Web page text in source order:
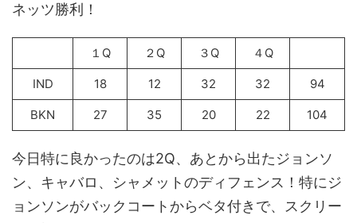
ネッツ勝利！
１Q ２Q ３Q ４Q
IND 18 12 32 32 94
BKN 27 35 20 22 104
今日特に良かったのは2Q、あとから出たジョンソ
ン、キャバロ、シャメットのディフェンス！特にジ
ョンソンがバックコートからベタ付きで、スクリー